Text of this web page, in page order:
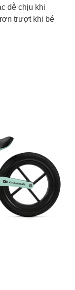
dễ chịu khi
trượt khi bé